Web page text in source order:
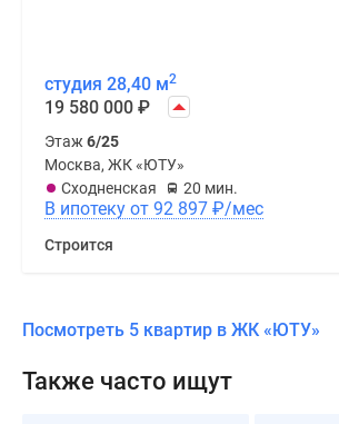
студия 28,40 м2
19 580 000 ₽
Этаж 6/25
Москва, ЖК «ЮТУ»
Сходненская
20 мин.
В ипотеку от 92 897 ₽/мес
Строится
Посмотреть 5 квартир в ЖК «ЮТУ»
Также часто ищут